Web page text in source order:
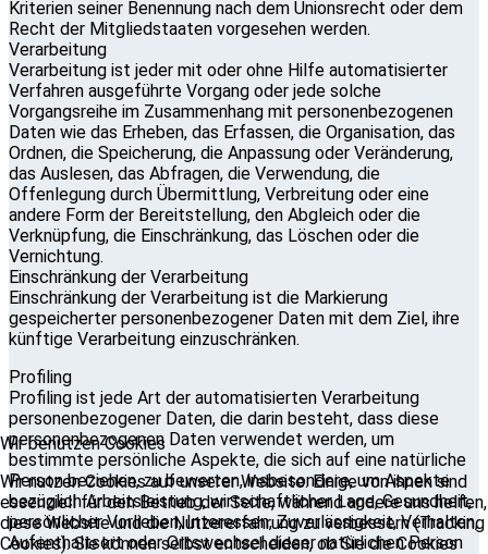
Kriterien seiner Benennung nach dem Unionsrecht oder dem
Recht der Mitgliedstaaten vorgesehen werden.
Verarbeitung
Verarbeitung ist jeder mit oder ohne Hilfe automatisierter
Verfahren ausgeführte Vorgang oder jede solche
Vorgangsreihe im Zusammenhang mit personenbezogenen
Daten wie das Erheben, das Erfassen, die Organisation, das
Ordnen, die Speicherung, die Anpassung oder Veränderung,
das Auslesen, das Abfragen, die Verwendung, die
Offenlegung durch Übermittlung, Verbreitung oder eine
andere Form der Bereitstellung, den Abgleich oder die
Verknüpfung, die Einschränkung, das Löschen oder die
Vernichtung.
Einschränkung der Verarbeitung
Einschränkung der Verarbeitung ist die Markierung
gespeicherter personenbezogener Daten mit dem Ziel, ihre
künftige Verarbeitung einzuschränken.
Profiling
Profiling ist jede Art der automatisierten Verarbeitung
personenbezogener Daten, die darin besteht, dass diese
personenbezogenen Daten verwendet werden, um
bestimmte persönliche Aspekte, die sich auf eine natürliche
Person beziehen, zu bewerten, insbesondere, um Aspekte
bezüglich Arbeitsleistung, wirtschaftlicher Lage, Gesundheit,
persönlicher Vorlieben, Interessen, Zuverlässigkeit, Verhalten,
Aufenthaltsort oder Ortswechsel dieser natürlichen Person
Wir benutzen Cookies
Wir nutzen Cookies auf unserer Website. Einige von ihnen sind
essenziell für den Betrieb der Seite, während andere uns helfen,
diese Website und die Nutzererfahrung zu verbessern (Tracking
Cookies). Sie können selbst entscheiden, ob Sie die Cookies